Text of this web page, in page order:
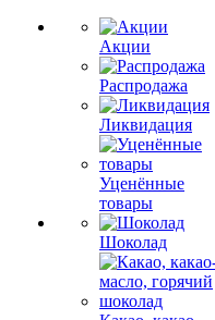
Акции
Распродажа
Ликвидация
Уценённые
товары
Шоколад